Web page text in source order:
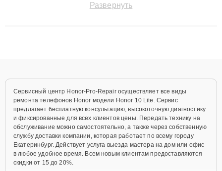
сохранением гарантии до 3 лет. Наши мастера решают
Развернуть
Сервисный центр Honor-Pro-Repair осуществляет все виды
ремонта телефонов Honor модели Honor 10 Lite. Сервис
предлагает бесплатную консультацию, высокоточную диагностику
и фиксированные для всех клиентов цены. Передать технику на
обслуживание можно самостоятельно, а также через собственную
службу доставки компании, которая работает по всему городу
Екатеринбург. Действует услуга выезда мастера на дом или офис
в любое удобное время. Всем новым клиентам предоставляются
скидки от 15 до 20%.